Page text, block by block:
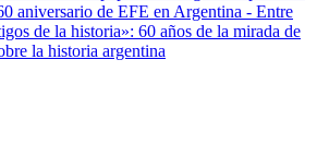
aniversario de EFE en Argentina - Entre
de la historia»: 60 años de la mirada de
la historia argentina